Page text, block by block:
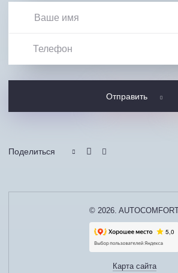
Отправить
Поделиться
© 2026. AUTOCOMFORT
Карта сайта